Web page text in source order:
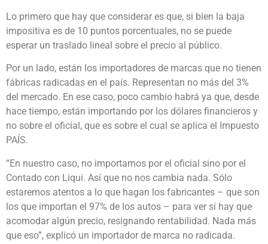
Lo primero que hay que considerar es que, si bien la baja
impositiva es de 10 puntos porcentuales, no se puede
esperar un traslado lineal sobre el precio al público.
Por un lado, están los importadores de marcas que no tienen
fábricas radicadas en el país. Representan no más del 3%
del mercado. En ese caso, poco cambio habrá ya que, desde
hace tiempo, están importando por los dólares financieros y
no sobre el oficial, que es sobre el cual se aplica el Impuesto
PAÍS.
“En nuestro caso, no importamos por el oficial sino por el
Contado con Liqui. Así que no nos cambia nada. Sólo
estaremos atentos a lo que hagan los fabricantes – que son
los que importan el 97% de los autos – para ver si hay que
acomodar algún precio, resignando rentabilidad. Nada más
que eso”, explicó un importador de marca no radicada.